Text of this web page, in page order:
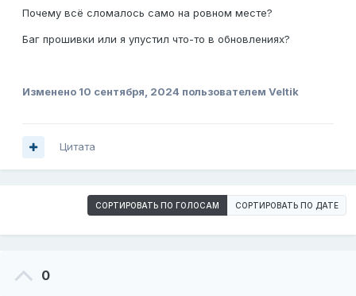
Почему всё сломалось само на ровном месте?
Баг прошивки или я упустил что-то в обновлениях?
Изменено 10 сентября, 2024 пользователем Veltik
Цитата
СОРТИРОВАТЬ ПО ГОЛОСАМ СОРТИРОВАТЬ ПО ДАТЕ
0